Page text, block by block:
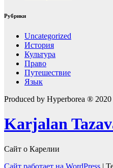
Рубрики
Uncategorized
История
Культура
Право
Путешествие
Язык
Produced by Hyperborea ® 2020
Karjalan
Сайт о Карелии
Сайт работает на WordPress |